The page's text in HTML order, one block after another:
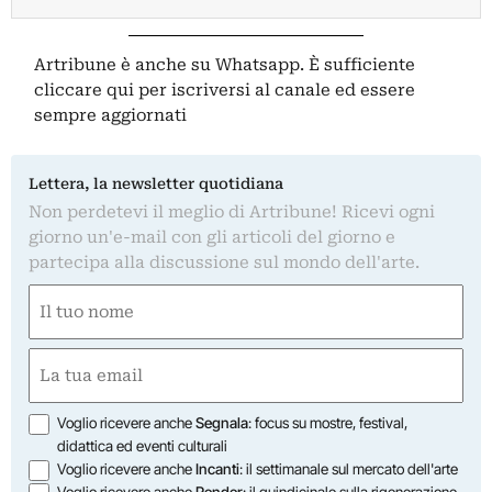
Artribune è anche su Whatsapp. È sufficiente
cliccare qui per iscriversi al canale ed essere
sempre aggiornati
Lettera, la newsletter quotidiana
Non perdetevi il meglio di Artribune! Ricevi ogni
giorno un'e-mail con gli articoli del giorno e
partecipa alla discussione sul mondo dell'arte.
(Required)
First
(Required)
Opzioni
Voglio ricevere ancheSegnala: focus su mostre, festival,
didattica ed eventi culturali
Voglio ricevere ancheIncanti: il settimanale sul mercato dell'arte